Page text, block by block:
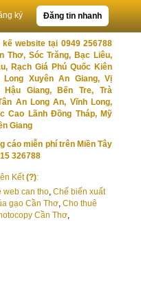
Đăng tin nhanh
ký
kế website tại 0949 256788
Thơ, Sóc Trăng, Bạc Liêu,
Rạch Giá Phú Quốc Kiên
Long Xuyên An Giang, Vị
Hậu Giang, Bến Tre, Trà
An Long An, Vĩnh Long,
Cao Lãnh Đồng Tháp, Mỹ
Giang
cáo miễn phí trên Miền Tây
326788
Kết(?):
web can tho, Chế biến xuất
gạo Cần Thơ, Cho thuê
Cần Thơ,